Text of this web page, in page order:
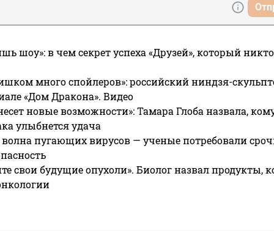
шоу»: в чем секрет успеха «Друзей», который
много спойлеров»: российский ниндзя-
«Дом Дракона». Видео
новые возможности»: Тамара Глоба назвала,
улыбнется удача
волна пугающих вирусов — ученые потребовали
свои будущие опухоли». Биолог назвал продукты,